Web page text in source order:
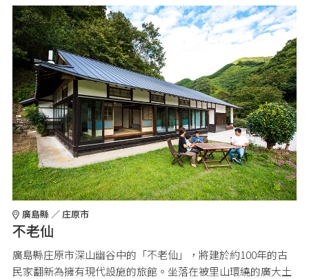
廣島縣 ／ 庄原市
不老仙
廣島縣庄原市深山幽谷中的「不老仙」，將建於約100年的古
民家翻新為擁有現代設施的旅館。坐落在被里山環繞的廣大土